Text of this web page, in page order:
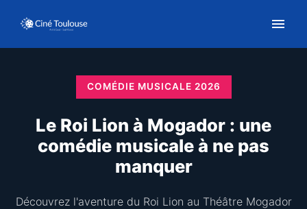
COMÉDIE MUSICALE 2026
Le Roi Lion à Mogador : une
comédie musicale à ne pas
manquer
Découvrez l'aventure du Roi Lion au Théâtre Mogador